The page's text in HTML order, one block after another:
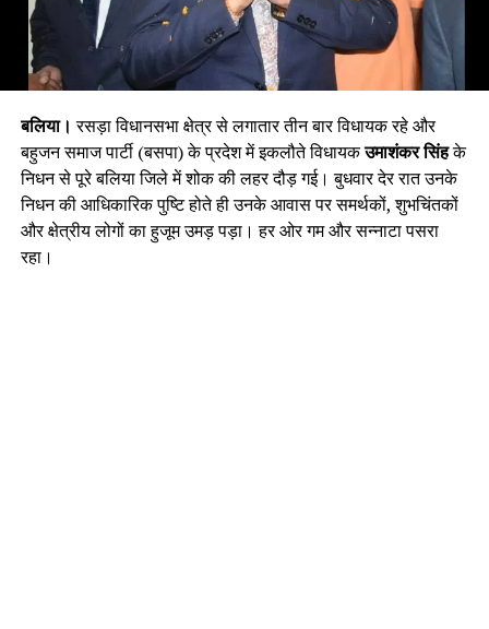
बलिया। रसड़ा विधानसभा क्षेत्र से लगातार तीन बार विधायक रहे और
बहुजन समाज पार्टी (बसपा) के प्रदेश में इकलौते विधायकउमाशंकर सिंहके
निधन से पूरे बलिया जिले में शोक की लहर दौड़ गई। बुधवार देर रात उनके
निधन की आधिकारिक पुष्टि होते ही उनके आवास पर समर्थकों, शुभचिंतकों
और क्षेत्रीय लोगों का हुजूम उमड़ पड़ा। हर ओर गम और सन्नाटा पसरा
रहा।